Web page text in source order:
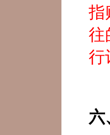
指
往
行
六